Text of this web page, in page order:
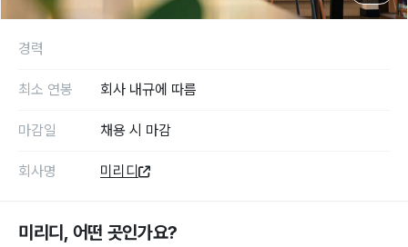
미리디 , 어떤 곳인가요?
경력
최소 연봉 회사 내규에 따름
마감일 채용 시 마감
회사명 미리디